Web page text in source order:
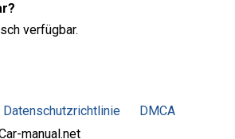
verfügbar.
Datenschutzrichtlinie
DMCA
manual.net